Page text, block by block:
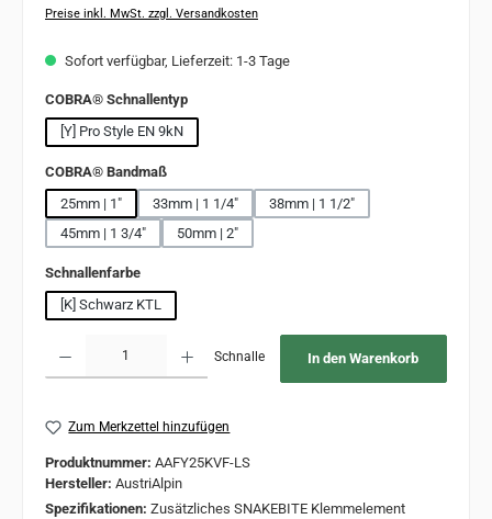
Preise inkl. MwSt. zzgl. Versandkosten
Sofort verfügbar, Lieferzeit: 1-3 Tage
COBRA® Schnallentypauswählen
[Y] Pro Style EN 9kN
COBRA® Bandmaßauswählen
25mm | 1"
33mm | 1 1/4"
38mm | 1 1/2"
45mm | 1 3/4"
50mm | 2"
Schnallenfarbeauswählen
[K] Schwarz KTL
Schnalle In den Warenkorb
Zum Merkzettel hinzufügen
Produktnummer: AAFY25KVF-LS
Hersteller: AustriAlpin
Spezifikationen: Zusätzliches SNAKEBITE Klemmelement